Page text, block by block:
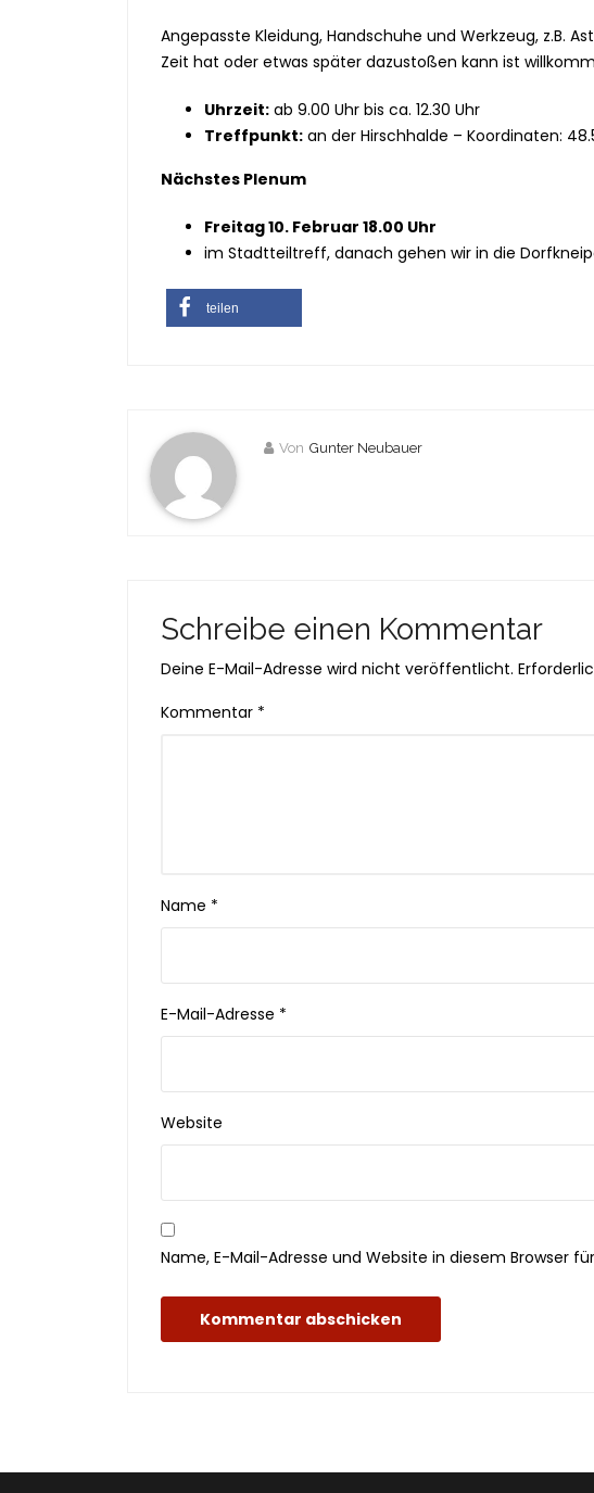
Angepasste Kleidung, Handschuhe und Werkzeug, z.B.
Zeit hat oder etwas später dazustoßen kann ist
Uhrzeit: ab 9.00 Uhr bis ca. 12.30 Uhr
Treffpunkt: an der Hirschhalde – Koordinaten:
Nächstes Plenum
Freitag 10. Februar 18.00 Uhr
im Stadtteiltreff, danach gehen wir in die
teilen
Von Gunter Neubauer
Schreibe einen Kommentar
Deine E-Mail-Adresse wird nicht veröffentlicht.
Kommentar *
Name *
E-Mail-Adresse *
Website
Name, E-Mail-Adresse und Website in diesem Browser